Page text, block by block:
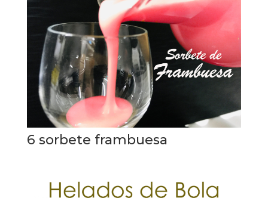
6 sorbete frambuesa